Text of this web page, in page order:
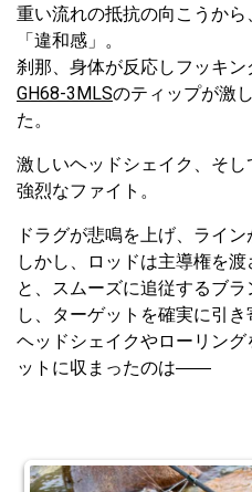
重い流れの抵抗の向こうか
「違和感」。
刹那、身体が反応しフッキ
GH68-3MLSのティップが激
た。
激しいヘッドシェイク、そ
強烈なファイト。
ドラグが悲鳴を上げ、ライン
しかし、ロッドは主導権を
と、スムーズに追従するブ
し、ターゲットを確実に引き
ヘッドシェイクやローリン
ットに収まったのは――